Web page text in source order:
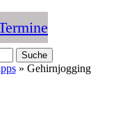
» Gehirnjogging